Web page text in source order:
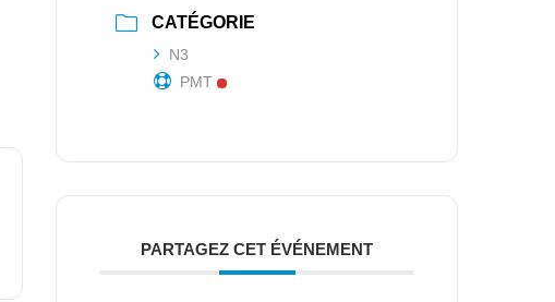
CATÉGORIE
N3
PMT
PARTAGEZ CET ÉVÉNEMENT